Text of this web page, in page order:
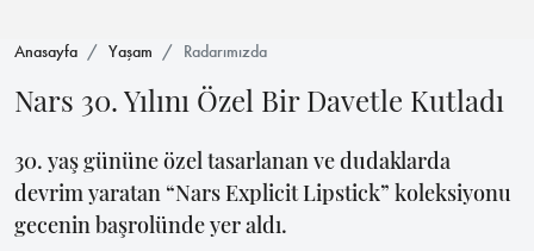
Anasayfa Yaşam Radarımızda
Nars 30. Yılını Özel Bir Davetle Kutladı
30. yaş gününe özel tasarlanan ve dudaklarda
devrim yaratan “Nars Explicit Lipstick” koleksiyonu
gecenin başrolünde yer aldı.